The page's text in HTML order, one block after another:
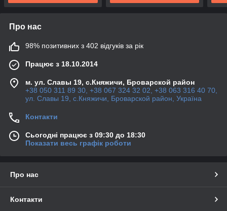
Про нас
98% позитивних з 402 відгуків за рік
Працює з 18.10.2014
м. ул. Славы 19, с.Княжичи, Броварской район
+38 050 311 89 30, +38 067 324 32 02, +38 063 316 40 70,
ул. Славы 19, с.Княжичи, Броварской район, Україна
Контакти
Сьогодні працює з 09:30 до 18:30
Показати весь графік роботи
Про нас
Контакти